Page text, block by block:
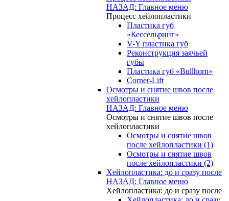
НАЗАД: Главное меню
Процесс хейлопластики
Пластика губ
«Кессельринг»
V-Y пластика губ
Реконструкция заячьей
губы
Пластика губ «Bullhorn»
Corner-Lift
Осмотры и снятие швов после
хейлопластики
НАЗАД: Главное меню
Осмотры и снятие швов после
хейлопластики
Осмотры и снятие швов
после хейлопластики (1)
Осмотры и снятие швов
после хейлопластики (2)
Хейлопластика: до и сразу после
НАЗАД: Главное меню
Хейлопластика: до и сразу после